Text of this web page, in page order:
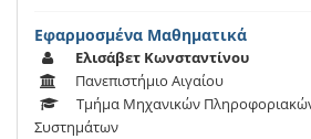
Εφαρμοσμένα Μαθηματικά
Ελισάβετ Κωνσταντίνου
Πανεπιστήμιο Αιγαίου
Τμήμα Μηχανικών
Συστημάτων